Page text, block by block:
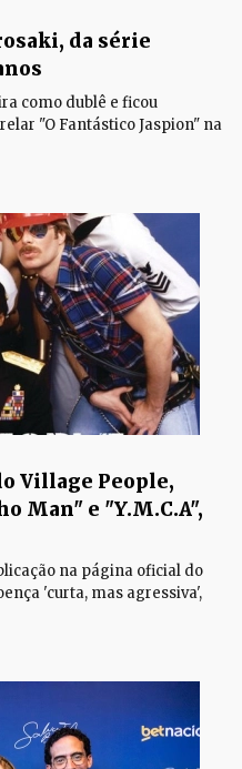
da série
como dublê e ficou
"O Fantástico Jaspion" na
Village People,
Man" e "Y.M.C.A",
na página oficial do
'curta, mas agressiva',